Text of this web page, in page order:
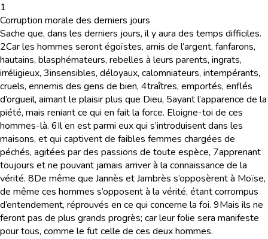
1
Corruption morale des derniers jours
Sache que, dans les derniers jours, il y aura des temps difficiles.
2Car les hommes seront égoïstes, amis de l’argent, fanfarons,
hautains, blasphémateurs, rebelles à leurs parents, ingrats,
irréligieux, 3insensibles, déloyaux, calomniateurs, intempérants,
cruels, ennemis des gens de bien, 4traîtres, emportés, enflés
d’orgueil, aimant le plaisir plus que Dieu, 5ayant l’apparence de la
piété, mais reniant ce qui en fait la force. Eloigne-toi de ces
hommes-là. 6Il en est parmi eux qui s’introduisent dans les
maisons, et qui captivent de faibles femmes chargées de
péchés, agitées par des passions de toute espèce, 7apprenant
toujours et ne pouvant jamais arriver à la connaissance de la
vérité. 8De même que Jannès et Jambrès s’opposèrent à Moïse,
de même ces hommes s’opposent à la vérité, étant corrompus
d’entendement, réprouvés en ce qui concerne la foi. 9Mais ils ne
feront pas de plus grands progrès; car leur folie sera manifeste
pour tous, comme le fut celle de ces deux hommes.